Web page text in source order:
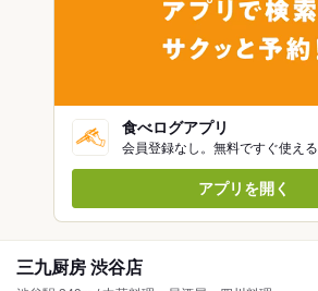
食べログアプリ
会員登録なし。無料ですぐ使える
アプリを開く
三九厨房 渋谷店